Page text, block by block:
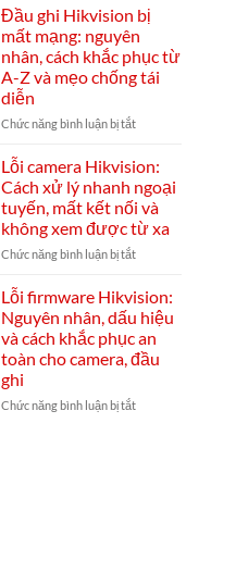
trực
tiếp
đầu
ghi
Hikvision
dẫn
chọn,
lắp
đặt
và
đặt
từ
A–
Z
Đầu ghi Hikvision bị
mất mạng: nguyên
nhân, cách khắc phục từ
A-Z và mẹo chống tái
diễn
Chức năng bình luận bị tắtở
ghi
bị
mất
mạng:
nguyên
cách
khắc
phục
từ
A-
Lỗi camera Hikvision:
Cách xử lý nhanh ngoại
tuyến, mất kết nối và
không xem được từ xa
Chức năng bình luận bị tắtở
camera
Hikvision:
Cách
xử
lý
ngoại
Lỗi firmware Hikvision:
Nguyên nhân, dấu hiệu
và cách khắc phục an
toàn cho camera, đầu
ghi
Chức năng bình luận bị tắtở